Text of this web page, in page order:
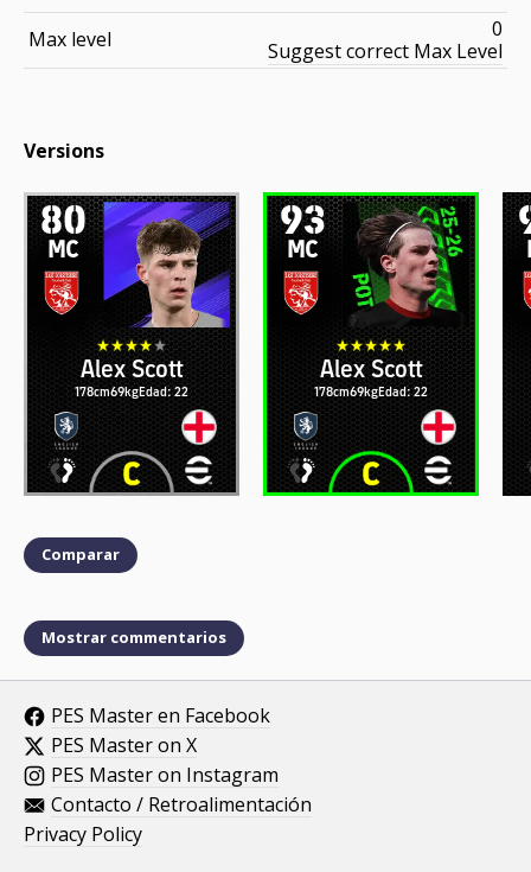
Max level
0
Suggest correct Max Level
Versions
80
MC
Alex Scott
178cm69kgEdad: 22
93
MC
Alex Scott
178cm69kgEdad: 22
Comparar
Mostrar commentarios
PES Master en Facebook
PES Master on X
PES Master on Instagram
Contacto / Retroalimentación
Privacy Policy